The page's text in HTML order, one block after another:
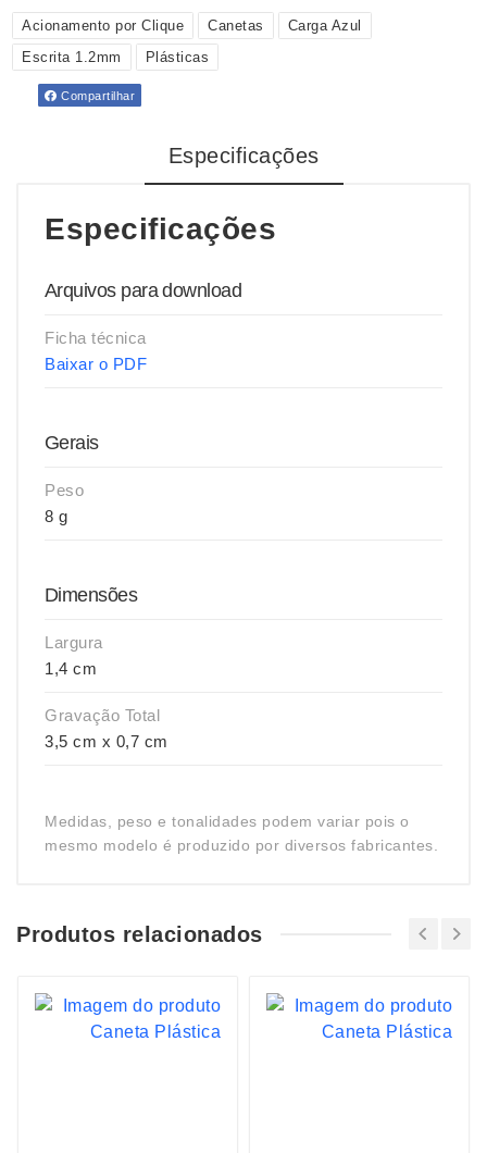
Acionamento por Clique Canetas
Carga Azul
Escrita 1.2mm
Plásticas
Compartilhar
Especificações
Especificações
Arquivos para download
Ficha técnica
Baixar o PDF
Gerais
Peso
8 g
Dimensões
Largura
1,4 cm
Gravação Total
3,5 cm x 0,7 cm
Medidas, peso e tonalidades podem variar pois o
mesmo modelo é produzido por diversos fabricantes.
Produtos relacionados